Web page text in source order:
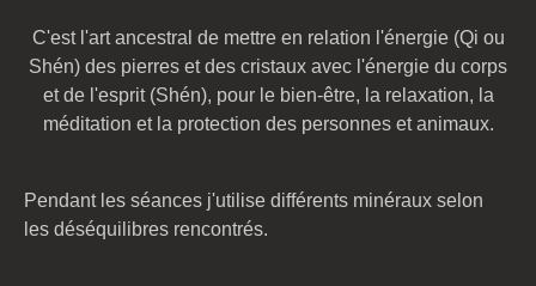
C'est l'art ancestral de mettre en relation l'énergie (Qi ou
Shén) des pierres et des cristaux avec l'énergie du corps
et de l'esprit (Shén), pour le bien-être, la relaxation, la
méditation et la protection des personnes et animaux.
Pendant les séances j'utilise différents minéraux selon
les déséquilibres rencontrés.